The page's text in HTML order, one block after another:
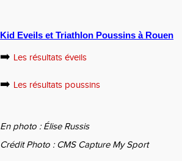
Kid Eveils et Triathlon Poussins à Rouen
➡️ Les résultats éveils
➡️ Les résultats poussins
En photo : Élise Russis
Crédit Photo : CMS Capture My Sport